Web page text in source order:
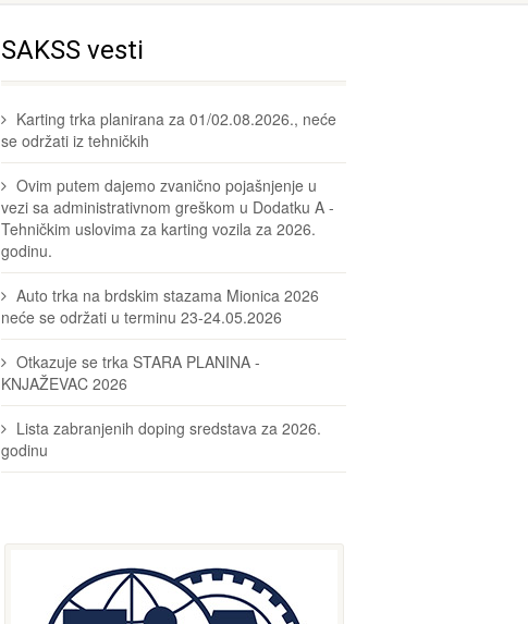
SAKSS vesti
Karting trka planirana za 01/02.08.2026., neće
se održati iz tehničkih
Ovim putem dajemo zvanično pojašnjenje u
vezi sa administrativnom greškom u Dodatku A -
Tehničkim uslovima za karting vozila za 2026.
godinu.
Auto trka na brdskim stazama Mionica 2026
neće se održati u terminu 23-24.05.2026
Otkazuje se trka STARA PLANINA -
KNJAŽEVAC 2026
Lista zabranjenih doping sredstava za 2026.
godinu